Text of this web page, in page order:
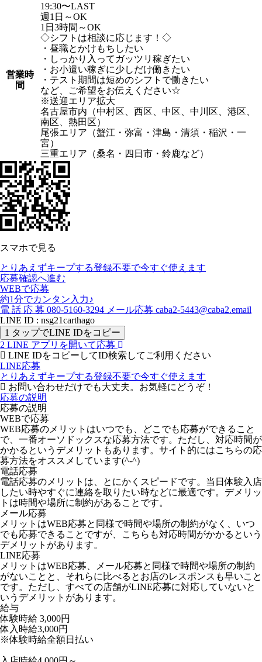
営業時
間
19:30〜LAST
週1日～OK
1日3時間～OK
◇シフトは相談に応じます！◇
・昼職とかけもちしたい
・しっかり入ってガッツリ稼ぎたい
・お小遣い稼ぎに少しだけ働きたい
・テスト期間は短めのシフトで働きたい
など、ご希望をお伝えください☆
※送迎エリア拡大
名古屋市内（中村区、西区、中区、中川区、港区、
南区、熱田区）
尾張エリア（蟹江・弥富・津島・清須・稲沢・一
宮）
三重エリア（桑名・四日市・鈴鹿など）
スマホで見る
とりあえずキープする登録不要で今すぐ使えます
応募確認へ進む
WEBで応募
約1分でカンタン入力♪
電 話 応 募 080-5160-3294 メール応募 caba2-5443@caba2.email
LINE ID : nsg21carthago
1 タップでLINE IDをコピー
2 LINE アプリを開いて応募
LINE IDをコピーしてID検索してご利用ください
LINE応募
とりあえずキープする登録不要で今すぐ使えます
お問い合わせだけでも大丈夫。お気軽にどうぞ！
応募の説明
応募の説明
WEBで応募
WEB応募のメリットはいつでも、どこでも応募ができること
で、一番オーソドックスな応募方法です。ただし、対応時間が
かかるというデメリットもあります。サイト的にはこちらの応
募方法をオススメしています(^-^)
電話応募
電話応募のメリットは、とにかくスピードです。当日体験入店
したい時やすぐに連絡を取りたい時などに最適です。デメリッ
トは時間や場所に制約があることです。
メール応募
メリットはWEB応募と同様で時間や場所の制約がなく、いつ
でも応募できることですが、こちらも対応時間がかかるという
デメリットがあります。
LINE応募
メリットはWEB応募、メール応募と同様で時間や場所の制約
がないことと、それらに比べるとお店のレスポンスも早いこと
です。ただし、すべての店舗がLINE応募に対応していないと
いうデメリットがあります。
給与
体験時給 3,000円
体入時給3,000円
※体験時給全額日払い